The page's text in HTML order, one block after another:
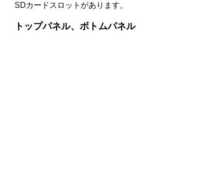
SDカードスロットがあります。
トップパネル、ボトムパネル